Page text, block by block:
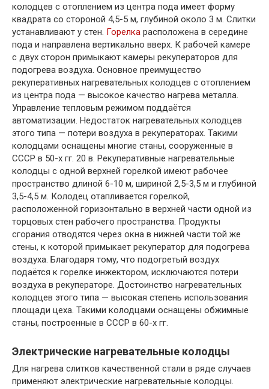
колодцев с отоплением из центра пода имеет форму
квадрата со стороной 4,5-5 м, глубиной около 3 м. Слитки
устанавливают у стен. Горелка расположена в середине
пода и направлена вертикально вверх. К рабочей камере
с двух сторон примыкают камеры рекуператоров для
подогрева воздуха. Основное преимущество
рекуперативных нагревательных колодцев с отоплением
из центра пода — высокое качество нагрева металла.
Управление тепловым режимом поддаётся
автоматизации. Недостаток нагревательных колодцев
этого типа — потери воздуха в рекуператорах. Такими
колодцами оснащены многие станы, сооруженные в
СССР в 50-х гг. 20 в. Рекуперативные нагревательные
колодцы с одной верхней горелкой имеют рабочее
пространство длиной 6-10 м, шириной 2,5-3,5 м и глубиной
3,5-4,5 м. Колодец отапливается горелкой,
расположенной горизонтально в верхней части одной из
торцовых стен рабочего пространства. Продукты
сгорания отводятся через окна в нижней части той же
стены, к которой примыкает рекуператор для подогрева
воздуха. Благодаря тому, что подогретый воздух
подаётся к горелке инжектором, исключаются потери
воздуха в рекуператоре. Достоинство нагревательных
колодцев этого типа — высокая степень использования
площади цеха. Такими колодцами оснащены обжимные
станы, построенные в СССР в 60-х гг.
Электрические нагревательные колодцы
Для нагрева слитков качественной стали в ряде случаев
применяют электрические нагревательные колодцы.